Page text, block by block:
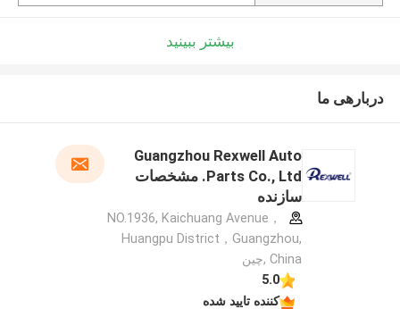
بیشتر ببینید
دربارهی ما
Guangzhou Rexwell Auto
Parts Co., Ltd. مشخصات
سازنده
NO.1936, Kaichuang Avenue，
Huangpu District，Guangzhou,
China ,چین
5.0
کننده تایید شده